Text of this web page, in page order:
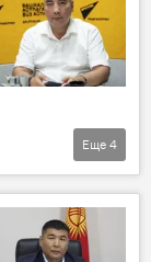
Еще 4